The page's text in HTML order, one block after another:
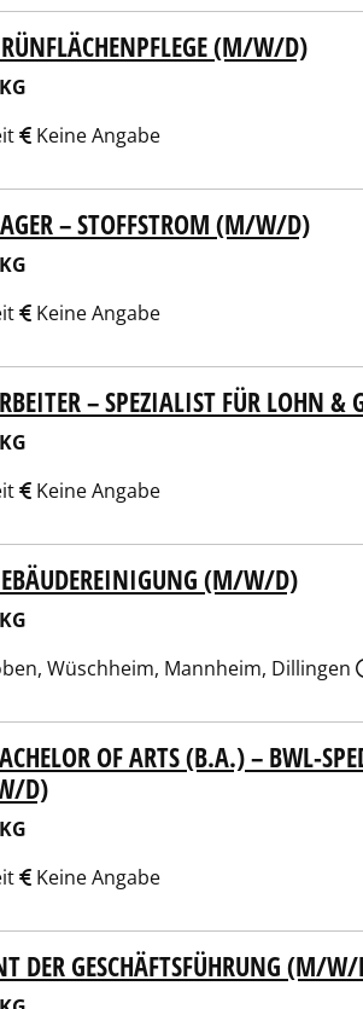
(M/W/D)
Keine Angabe
– STOFFSTROM (M/W/D)
Keine Angabe
– SPEZIALIST FÜR LOHN
Keine Angabe
(M/W/D)
Wüschheim, Mannheim, Dillingen
OF ARTS (B.A.) – BWL-
D)
Keine Angabe
DER GESCHÄFTSFÜHRUNG (M/